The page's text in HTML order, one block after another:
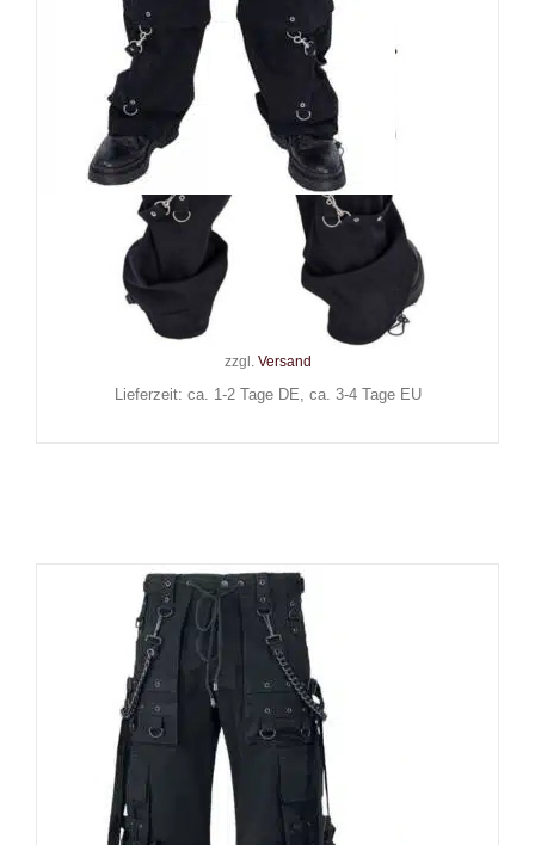
Black Soul Hose Baggy
Bondage
zzgl. Versand
Lieferzeit: ca. 1-2 Tage DE, ca. 3-4 Tage EU